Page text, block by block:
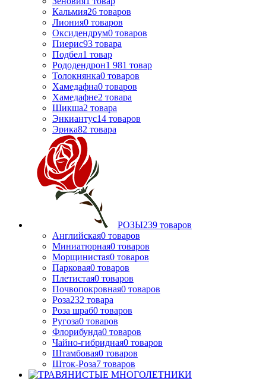
Кальмия26 товаров
Лиония0 товаров
Оксидендрум0 товаров
Пиерис93 товара
Подбел1 товар
Рододендрон1 981 товар
Толокнянка0 товаров
Хамедафна0 товаров
Хамедафне2 товара
Шикша2 товара
Энкиантус14 товаров
Эрика82 товара
РОЗЫ239 товаров
Английская0 товаров
Миниатюрная0 товаров
Морщинистая0 товаров
Парковая0 товаров
Плетистая0 товаров
Почвопокровная0 товаров
Роза232 товара
Роза шраб0 товаров
Ругоза0 товаров
Флорибунда0 товаров
Чайно-гибридная0 товаров
Штамбовая0 товаров
Шток-Роза7 товаров